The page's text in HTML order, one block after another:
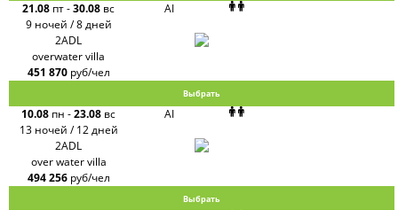
21.08 пт-30.08 вс
9 ночей / 8 дней
AI
2ADL
overwater villa
451 870 руб/чел
Выбрать
10.08 пн -23.08 вс
13 ночей / 12 дней
AI
2ADL
over water villa
494 256 руб/чел
Выбрать